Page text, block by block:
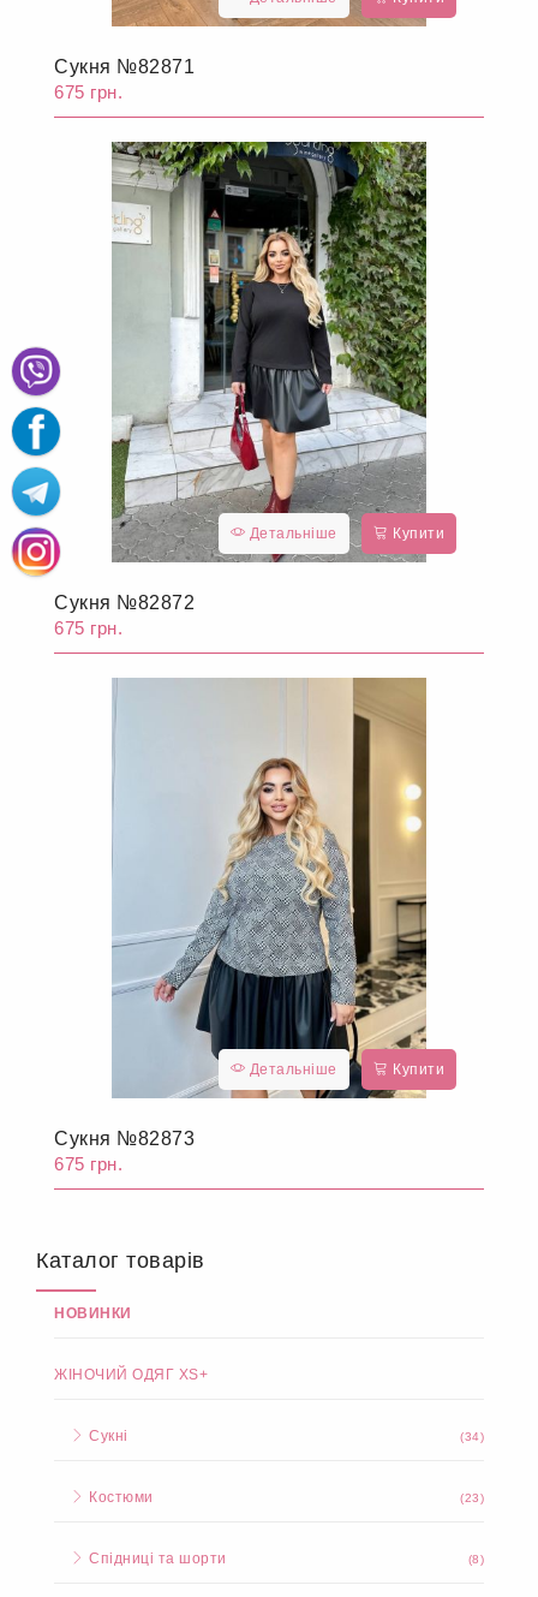
Сукня №82871
675 грн.
Детальніше Купити
Сукня №82872
675 грн.
Детальніше Купити
Сукня №82873
675 грн.
Каталог товарів
НОВИНКИ
ЖІНОЧИЙ ОДЯГ XS+
Сукні (34)
Костюми (23)
Спідниці та шорти (8)